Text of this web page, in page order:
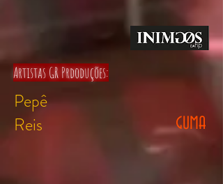
GUMA
Pepê
Reis
Artistas GR Prdoduções: